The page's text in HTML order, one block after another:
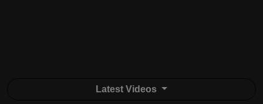
Latest Videos